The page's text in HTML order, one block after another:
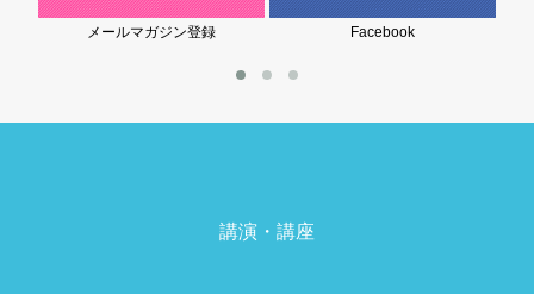
メールマガジン登録
講演・講座